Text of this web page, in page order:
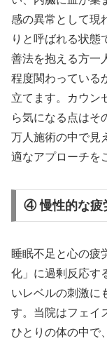
感の異常として現
りと呼ばれる状態
善法を抱える方一
程度関わっている
立てます。カウン
ら気になる点はそ
万人施術の中で見
適なアプローチを
④ 慢性的な疲
睡眠不足と心の疲
化」に過剰反応す
いレベルの刺激に
す。当院はフェイ
ひとりの体の中で